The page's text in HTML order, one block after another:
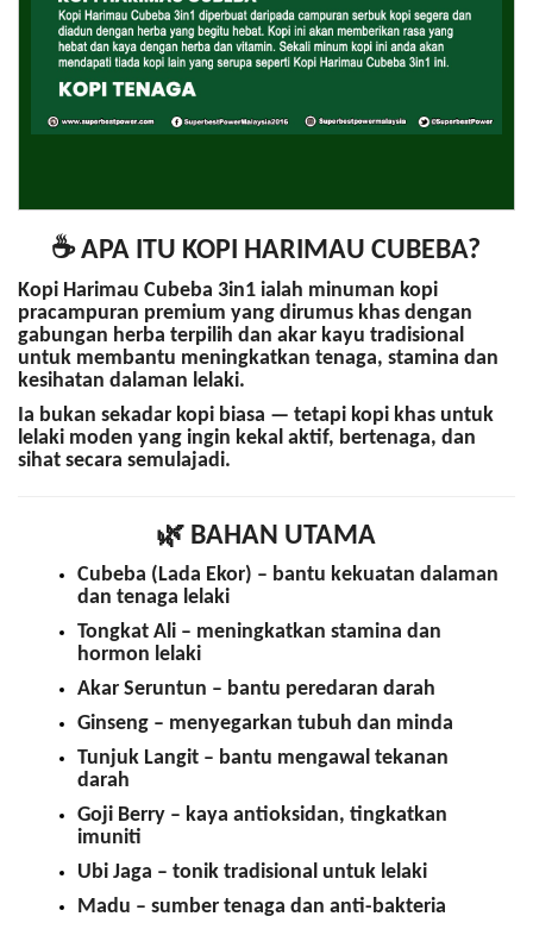
☕APA ITU KOPI HARIMAU CUBEBA?
Kopi Harimau Cubeba 3in1 ialah minuman kopi
pracampuran premium yang dirumus khas dengan
gabungan herba terpilih dan akar kayu tradisional
untuk membantu meningkatkan tenaga, stamina dan
kesihatan dalaman lelaki.
Ia bukan sekadar kopi biasa — tetapi kopi khas untuk
lelaki moden yang ingin kekal aktif, bertenaga, dan
sihat secara semulajadi.
🌿 BAHAN UTAMA
Cubeba (Lada Ekor) – bantu kekuatan dalaman
dan tenaga lelaki
Tongkat Ali – meningkatkan stamina dan
hormon lelaki
Akar Seruntun – bantu peredaran darah
Ginseng – menyegarkan tubuh dan minda
Tunjuk Langit – bantu mengawal tekanan
darah
Goji Berry – kaya antioksidan, tingkatkan
imuniti
Ubi Jaga – tonik tradisional untuk lelaki
Madu – sumber tenaga dan anti-bakteria